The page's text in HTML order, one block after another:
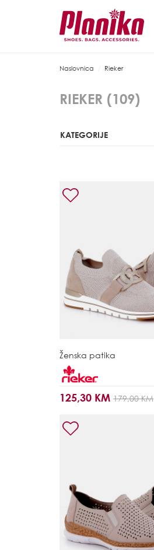
Naslovnica Rieker
RIEKER (109)
KATEGORIJE
Ženska patika
125,30 KM 179,00 KM